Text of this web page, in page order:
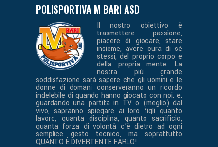
POLISPORTIVA M BARI ASD
Il nostro obiettivo è
trasmettere passione,
piacere di giocare, stare
insieme, avere cura di sè
stessi, del proprio corpo e
della propria mente. La
nostra più grande
soddisfazione sarà sapere che gli uomini e le
donne di domani conserveranno un ricordo
indelebile di quando hanno giocato con noi, e,
guardando una partita in TV o (meglio) dal
vivo, sapranno spiegare ai loro figli quanto
lavoro, quanta disciplina, quanto sacrificio,
quanta forza di volontà c’è dietro ad ogni
semplice gesto tecnico, ma soprattutto
QUANTO È DIVERTENTE FARLO!